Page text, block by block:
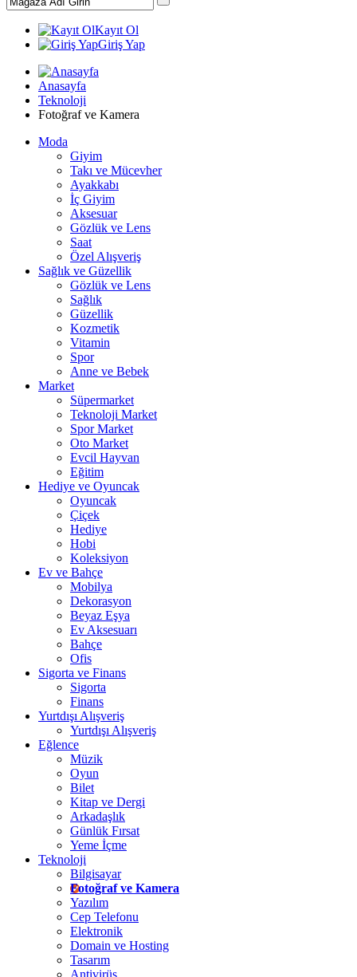
Kayıt Ol
Giriş Yap
Anasayfa
Teknoloji
Fotoğraf ve Kamera
Moda
Giyim
Takı ve Mücevher
Ayakkabı
İç Giyim
Aksesuar
Gözlük ve Lens
Saat
Özel Alışveriş
Sağlık ve Güzellik
Gözlük ve Lens
Sağlık
Güzellik
Kozmetik
Vitamin
Spor
Anne ve Bebek
Market
Süpermarket
Teknoloji Market
Spor Market
Oto Market
Evcil Hayvan
Eğitim
Hediye ve Oyuncak
Oyuncak
Çiçek
Hediye
Hobi
Koleksiyon
Ev ve Bahçe
Mobilya
Dekorasyon
Beyaz Eşya
Ev Aksesuarı
Bahçe
Ofis
Sigorta ve Finans
Sigorta
Finans
Yurtdışı Alışveriş
Yurtdışı Alışveriş
Eğlence
Müzik
Oyun
Bilet
Kitap ve Dergi
Arkadaşlık
Günlük Fırsat
Yeme İçme
Teknoloji
Bilgisayar
Fotoğraf ve Kamera
Yazılım
Cep Telefonu
Elektronik
Domain ve Hosting
Tasarım
Antivirüs